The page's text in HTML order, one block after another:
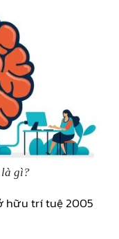
là gì?
hữu trí tuệ 2005